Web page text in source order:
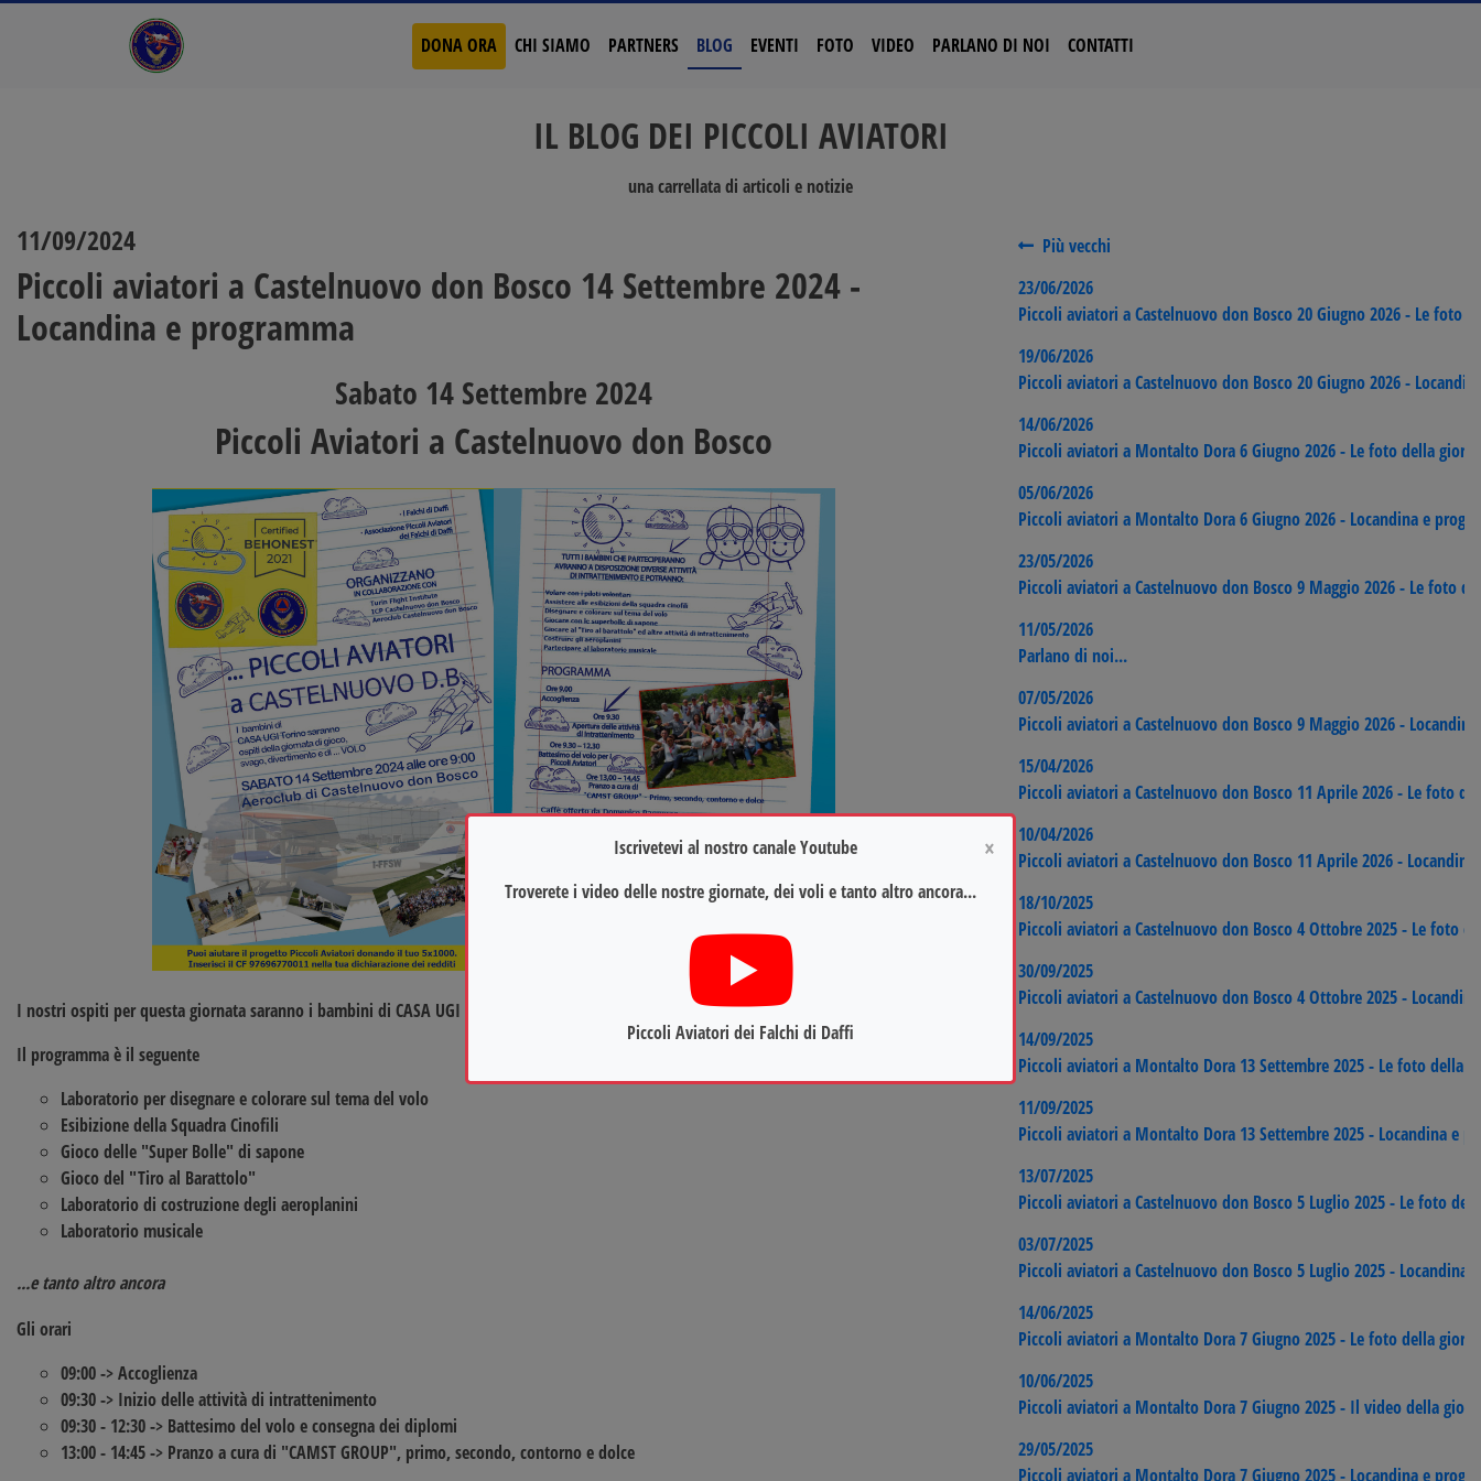
DONA ORA CHI SIAMO PARTNERS BLOG EVENTI FOTO VIDEO PARLANO DI NOI CONTATTI
IL BLOG DEI PICCOLI AVIATORI
una carrellata di articoli e notizie
Più vecchi
23/06/2026
Piccoli aviatori a Castelnuovo don Bosco 20 Giugno 2026 - Le foto
19/06/2026
Piccoli aviatori a Castelnuovo don Bosco 20 Giugno 2026 -
14/06/2026
Piccoli aviatori a Montalto Dora 6 Giugno 2026 - Le foto della
05/06/2026
Piccoli aviatori a Montalto Dora 6 Giugno 2026 - Locandina e
23/05/2026
Piccoli aviatori a Castelnuovo don Bosco 9 Maggio 2026 - Le foto
11/05/2026
Parlano di noi...
07/05/2026
Piccoli aviatori a Castelnuovo don Bosco 9 Maggio 2026 -
15/04/2026
Piccoli aviatori a Castelnuovo don Bosco 11 Aprile 2026 - Le foto
10/04/2026
Piccoli aviatori a Castelnuovo don Bosco 11 Aprile 2026 -
18/10/2025
Piccoli aviatori a Castelnuovo don Bosco 4 Ottobre 2025 - Le foto
30/09/2025
Piccoli aviatori a Castelnuovo don Bosco 4 Ottobre 2025 -
14/09/2025
Piccoli aviatori a Montalto Dora 13 Settembre 2025 - Le foto della
11/09/2025
Piccoli aviatori a Montalto Dora 13 Settembre 2025 - Locandina e
13/07/2025
Piccoli aviatori a Castelnuovo don Bosco 5 Luglio 2025 - Le foto
03/07/2025
Piccoli aviatori a Castelnuovo don Bosco 5 Luglio 2025 - Locandina
14/06/2025
Piccoli aviatori a Montalto Dora 7 Giugno 2025 - Le foto della
10/06/2025
Piccoli aviatori a Montalto Dora 7 Giugno 2025 - Il video della
29/05/2025
Piccoli aviatori a Montalto Dora 7 Giugno 2025 - Locandina e
11/09/2024
Piccoli aviatori a Castelnuovo don Bosco 14 Settembre 2024 -
Locandina e programma
Sabato 14 Settembre 2024
Piccoli Aviatori a Castelnuovo don Bosco
I nostri ospiti per questa giornata saranno i bambini di CASA UGI TORINO
Il programma è il seguente
Laboratorio perdisegnareecoloraresul tema del volo
Esibizione dellaSquadra Cinofili
Gioco delle "Super Bolle" di sapone
Gioco del "Tiro al Barattolo"
Laboratorio di costruzione degli aeroplanini
Laboratorio musicale
...e tanto altro ancora
Gli orari
09:00-> Accoglienza
09:30-> Inizio delle attività di intrattenimento
09:30 - 12:30-> Battesimo del volo e consegna dei diplomi
13:00 - 14:45-> Pranzo a cura di "CAMST GROUP", primo, secondo, contorno e dolce
×
Iscrivetevi al nostro canale Youtube
Troverete i video delle nostre giornate, dei voli e tanto altro ancora...
Piccoli Aviatori dei Falchi di Daffi